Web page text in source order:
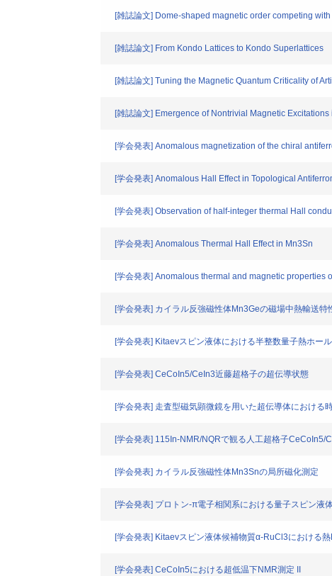
[雑誌論文] Dome-shaped magnetic order competing
[雑誌論文] From Kondo Lattices to Kondo Superlattices
[雑誌論文] Tuning the Magnetic Quantum Criticality of
[雑誌論文] Emergence of Nontrivial Magnetic
[学会発表] Anomalous magnetization of the chiral
[学会発表] Anomalous Hall Effect in Topological
[学会発表] Observation of half-integer thermal Hall
[学会発表] Anomalous Thermal Hall Effect in Mn3Sn
[学会発表] Anomalous thermal and magnetic properties
[学会発表] カイラル反強磁性体Mn3Geの磁場中熱輸送特
[学会発表] Kitaevスピン液体における半整数量子熱ホー
[学会発表] CeCoIn5/CeIn3近藤超格子の超伝導状態
[学会発表] 走査型磁気顕微鏡を用いた超伝導体における
[学会発表] 115In-NMR/NQRで観る人工超格子
[学会発表] カイラル反強磁性体Mn3Snの局所磁化測定
[学会発表] プロトン-π電子相関系における量子スピン液
[学会発表] Kitaevスピン液体候補物質α-RuCl3における
[学会発表] CeCoIn5における超低温下NMR測定 II